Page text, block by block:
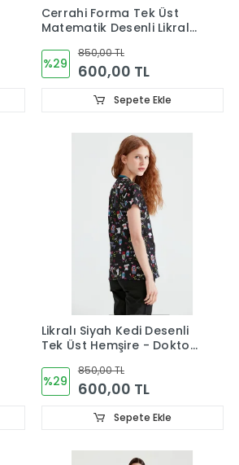
Cerrahi Forma Tek Üst
Matematik Desenli Likralı
%29
850,00 TL
600,00 TL
Sepete Ekle
Likralı Siyah Kedi Desenli
Tek Üst Hemşire - Doktor
%29
850,00 TL
600,00 TL
Sepete Ekle